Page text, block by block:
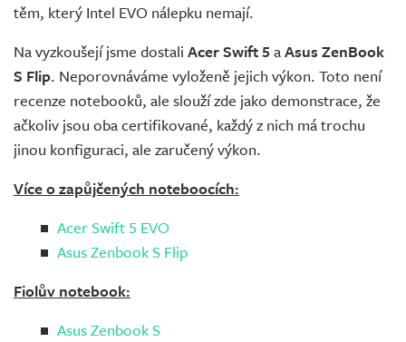
těm, který Intel EVO nálepku nemají.
Na vyzkoušejí jsme dostali Acer Swift 5 aAsus ZenBook
S Flip. Neporovnáváme vyloženě jejich výkon. Toto není
recenze notebooků, ale slouží zde jako demonstrace, že
ačkoliv jsou oba certifikované, každý z nich má trochu
jinou konfiguraci, ale zaručený výkon.
Více o zapůjčených noteboocích:
Acer Swift 5 EVO
Asus Zenbook S Flip
Fiolův notebook:
Asus Zenbook S